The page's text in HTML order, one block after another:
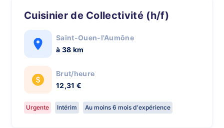
Cuisinier de Collectivité (h/f)
Saint-Ouen-l'Aumône
à 38 km
Brut/heure
12,31 €
Urgente Intérim Au moins 6 mois d'expérience